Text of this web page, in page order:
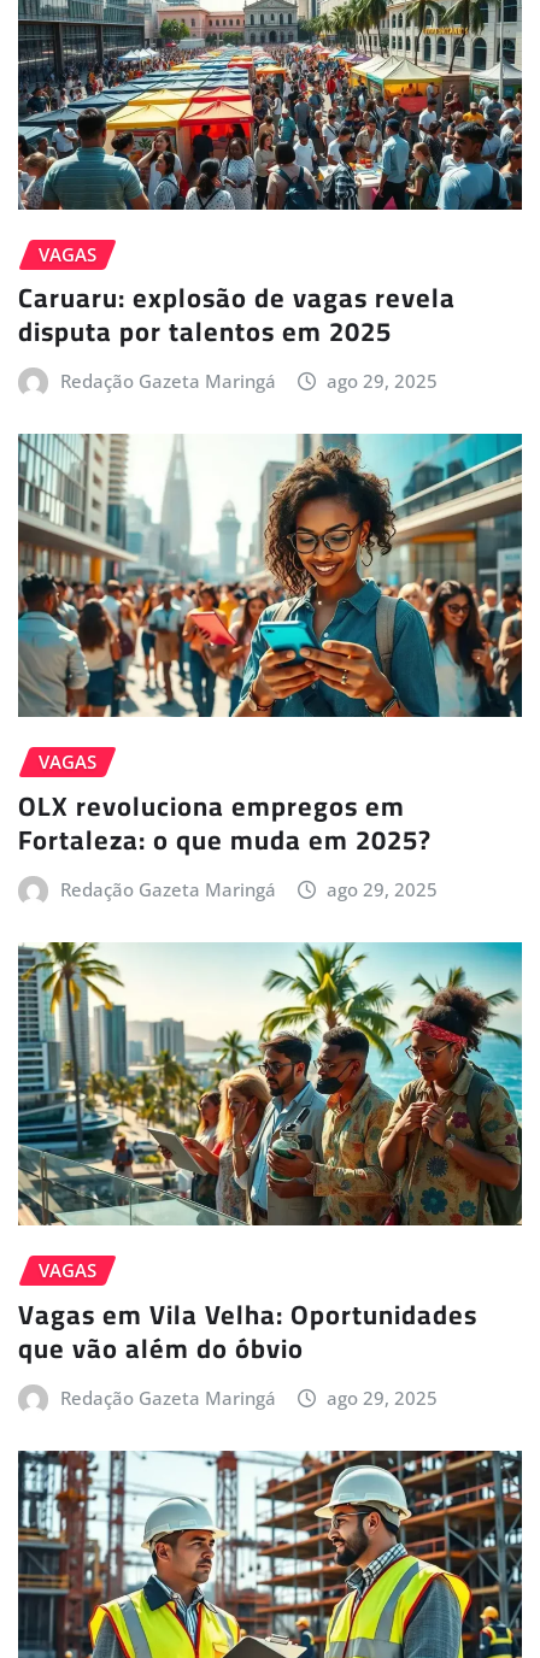
VAGAS
Caruaru: explosão de vagas revela
disputa por talentos em 2025
Redação Gazeta Maringá ago 29, 2025
VAGAS
OLX revoluciona empregos em
Fortaleza: o que muda em 2025?
Redação Gazeta Maringá ago 29, 2025
VAGAS
Vagas em Vila Velha: Oportunidades
que vão além do óbvio
Redação Gazeta Maringá ago 29, 2025